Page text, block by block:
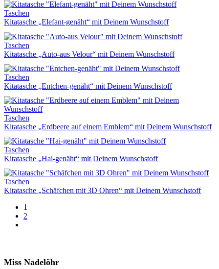
Taschen
Kitatasche „Elefant-genäht“ mit Deinem Wunschstoff
Taschen
Kitatasche „Auto-aus Velour“ mit Deinem Wunschstoff
Taschen
Kitatasche „Entchen-genäht“ mit Deinem Wunschstoff
Taschen
Kitatasche „Erdbeere auf einem Emblem“ mit Deinem Wunschstoff
Taschen
Kitatasche „Hai-genäht“ mit Deinem Wunschstoff
Taschen
Kitatasche „Schäfchen mit 3D Ohren“ mit Deinem Wunschstoff
1
2
Miss Nadelöhr